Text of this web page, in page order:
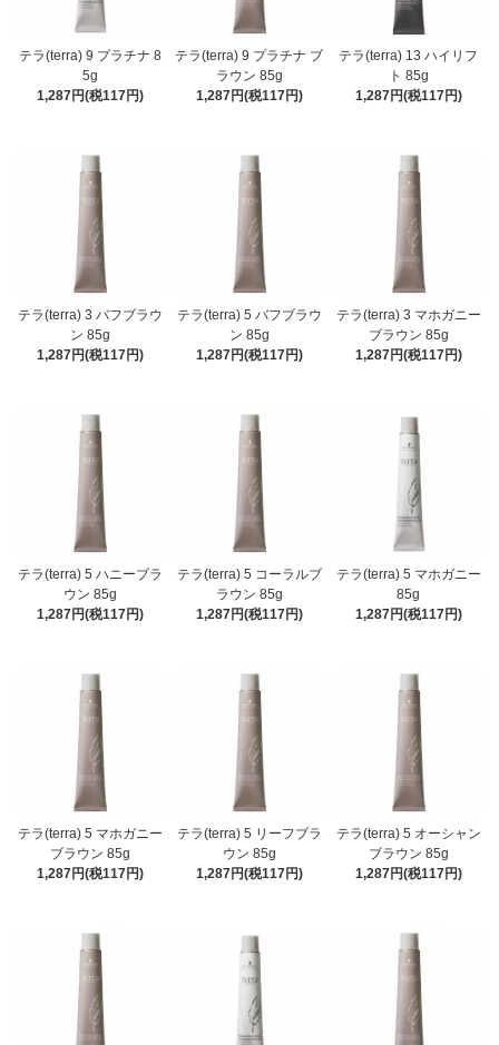
テラ(terra) 9 プラチナ 8
5g
1,287円(税117円)
テラ(terra) 9 プラチナ ブ
ラウン 85g
1,287円(税117円)
テラ(terra) 13 ハイリフ
ト 85g
1,287円(税117円)
テラ(terra) 3 バフブラウ
ン 85g
1,287円(税117円)
テラ(terra) 5 バフブラウ
ン 85g
1,287円(税117円)
テラ(terra) 3 マホガニー
ブラウン 85g
1,287円(税117円)
テラ(terra) 5 ハニーブラ
ウン 85g
1,287円(税117円)
テラ(terra) 5 コーラルブ
ラウン 85g
1,287円(税117円)
テラ(terra) 5 マホガニー
85g
1,287円(税117円)
テラ(terra) 5 マホガニー
ブラウン 85g
1,287円(税117円)
テラ(terra) 5 リーフブラ
ウン 85g
1,287円(税117円)
テラ(terra) 5 オーシャン
ブラウン 85g
1,287円(税117円)